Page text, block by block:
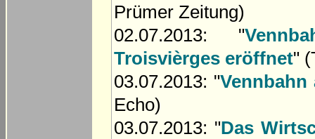
Prümer Zeitung)
02.07.2013: "
Troisvièrges eröffnet"
03.07.2013: "
Echo)
03.07.2013: "Das